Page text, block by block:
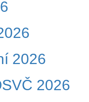
2026
2026